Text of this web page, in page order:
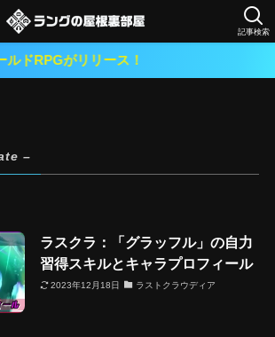
記事検索
がリリース！
–
ラスクラ：「グラッフル」の自力
習得スキルとキャラプロフィール
2023年12月18日 ラストクラウディア